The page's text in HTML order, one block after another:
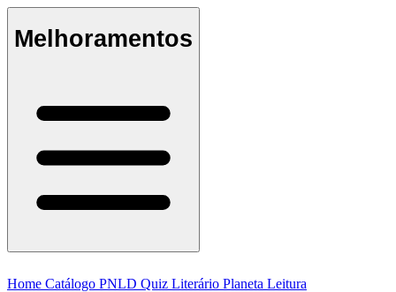
Melhoramentos
Home Catálogo PNLD Quiz Literário Planeta Leitura